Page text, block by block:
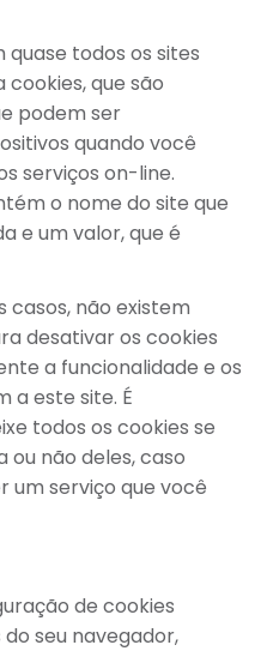
todos os sites
cookies, que são
podem ser
quando você
serviços on-line.
o nome do site que
e um valor, que é
casos, não existem
desativar os cookies
a funcionalidade e os
a este site. É
todos os cookies se
não deles, caso
um serviço que você
de cookies
seu navegador,